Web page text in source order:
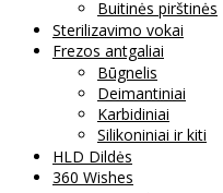
Buitinės pirštinės
Sterilizavimo vokai
Frezos antgaliai
Būgnelis
Deimantiniai
Karbidiniai
Silikoniniai ir kiti
HLD Dildės
360 Wishes